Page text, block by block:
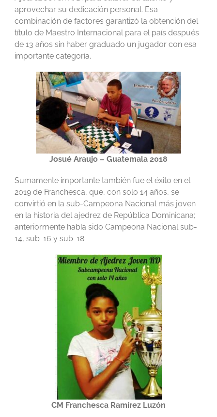
aprovechar su dedicación personal. Esa
combinación de factores garantizó la obtención del
título de Maestro Internacional para el país después
de 13 años sin haber graduado un jugador con esa
importante categoría.
Josué Araujo – Guatemala 2018
Sumamente importante también fue el éxito en el
2019 de Franchesca, que, con solo 14 años, se
convirtió en la sub-Campeona Nacional más joven
en la historia del ajedrez de República Dominicana;
anteriormente había sido Campeona Nacional sub-
14, sub-16 y sub-18.
CM Franchesca Ramírez Luzón